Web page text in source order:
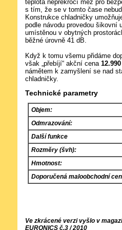
teplota nepřekročí mez pro
s tím, že se v tomto čase
Konstrukce chladničky
podle návodu provedou šikovní
umístěnou v obytných
běžné úrovně 41 dB.
Když k tomu všemu přidáme
však „přebíjí“ akční cena
námětem k zamyšlení se nad
chladničky.
Technické parametry
Objem:
Odmrazování:
Další funkce
Rozměry (švh):
Hmotnost:
Doporučená maloobchodní
Ve zkrácené verzi vyšlo v
EURONICS č.3 / 2010